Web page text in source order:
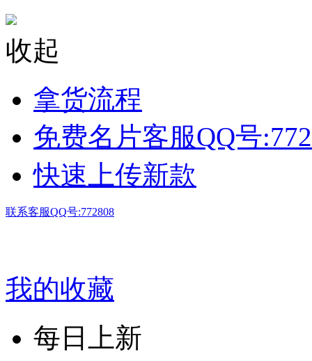
收起
拿货流程
免费名片客服QQ号
快速上传新款
联系客服QQ号:772808
我的收藏
每日上新